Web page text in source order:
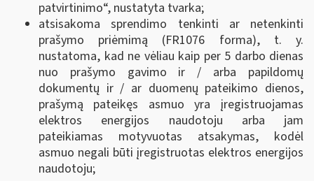
patvirtinimo“, nustatyta tvarka;
atsisakoma sprendimo tenkinti ar netenkinti
prašymo priėmimą (FR1076 forma), t. y.
nustatoma, kad ne vėliau kaip per 5 darbo dienas
nuo prašymo gavimo ir / arba papildomų
dokumentų ir / ar duomenų pateikimo dienos,
prašymą pateikęs asmuo yra įregistruojamas
elektros energijos naudotoju arba jam
pateikiamas motyvuotas atsakymas, kodėl
asmuo negali būti įregistruotas elektros energijos
naudotoju;